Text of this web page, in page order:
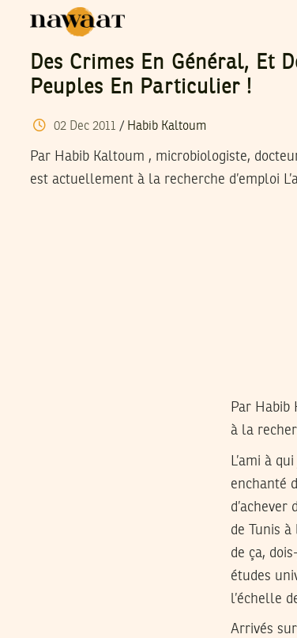
Des Crimes En Général, Et
Peuples En Particulier !
02 Dec 2011 / Habib Kaltoum
Par Habib Kaltoum , microbiologiste,
est actuellement à la recherche d’emploi
Par Habib
à la
L’ami à
enchanté
de Tunis à
de ça,
études
l’échelle
Arrivés